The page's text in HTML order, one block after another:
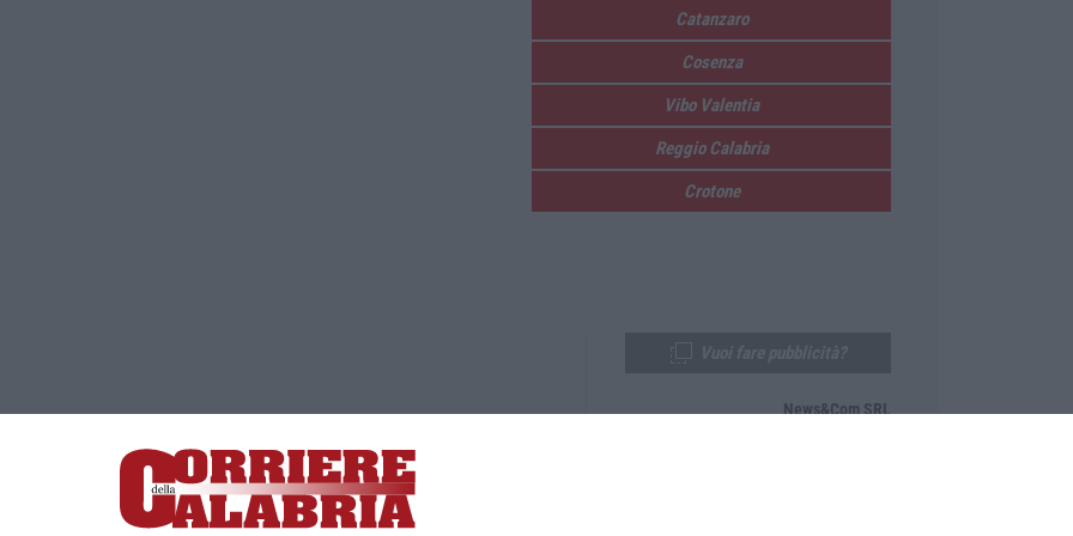
Catanzaro
Cosenza
Vibo Valentia
Reggio Calabria
Crotone
Lamezia Terme (CZ)
responsabile Paola Militano |Privacy
News&Com SRL